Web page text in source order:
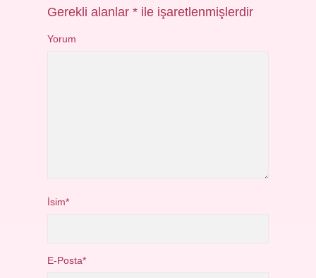
Gerekli alanlar* ile işaretlenmişlerdir
Yorum
İsim*
E-Posta*